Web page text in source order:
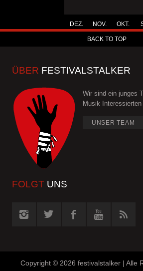
DEZ. NOV. OKT.
BACK TO TOP
ÜBER FESTIVALSTALKER
Wir sind ein junges
Musik
UNSER TEAM
FOLGT UNS
Copyright © 2026 festivalstalker | Alle